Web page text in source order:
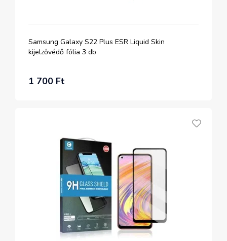
Samsung Galaxy S22 Plus ESR Liquid Skin
kijelzővédő fólia 3 db
1 700 Ft